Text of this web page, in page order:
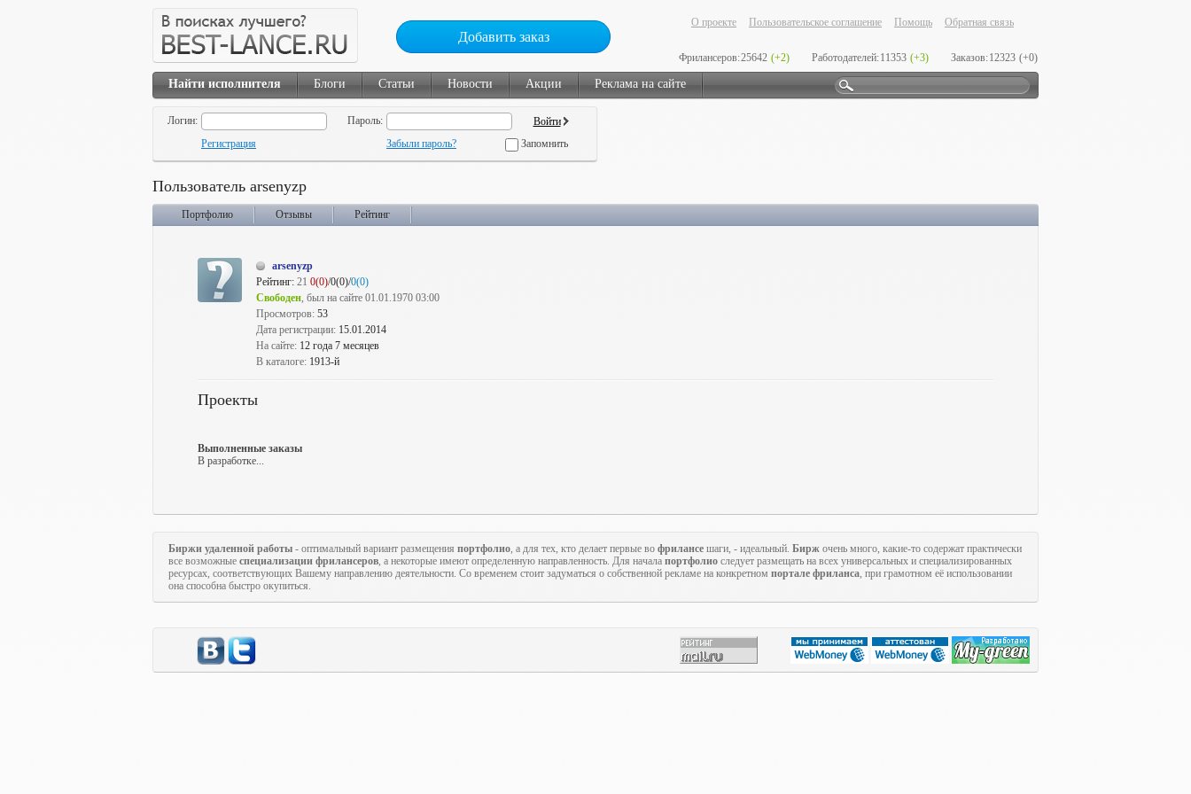
Добавить заказ
О проекте Пользовательское соглашение Помощь Обратная связь
Фрилансеров:25642 (+2) Работодателей:11353 (+3) Заказов:12323 (+0)
Найти исполнителя Блоги Статьи Новости Акции Реклама на сайте
Логин:
Пароль:
Регистрация
Забыли пароль? Запомнить
Пользователь arsenyzp
Портфолио Отзывы Рейтинг
arsenyzp
Рейтинг: 21 0(0)/0(0)/0(0)
Свободен, был на сайте 01.01.1970 03:00
Просмотров: 53
Дата регистрации: 15.01.2014
На сайте: 12 года 7 месяцев
В каталоге: 1913-й
Проекты
Выполненные заказы
В разработке...
Биржи удаленной работы - оптимальный вариант размещения портфолио, а для тех, кто делает первые во фрилансе шаги, - идеальный. Бирж очень много, какие-то содержат практически
все возможные специализации фрилансеров, а некоторые имеют определенную направленность. Для начала портфолио следует размещать на всех универсальных и специализированных
ресурсах, соответствующих Вашему направлению деятельности. Со временем стоит задуматься о собственной рекламе на конкретном портале фриланса, при грамотном её использовании
она способна быстро окупиться.